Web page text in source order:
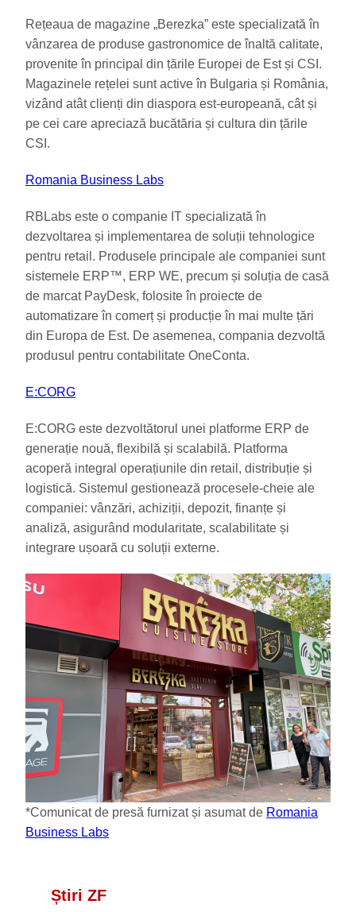
Rețeaua de magazine „Berezka” este specializată în
vânzarea de produse gastronomice de înaltă calitate,
provenite în principal din țările Europei de Est și CSI.
Magazinele rețelei sunt active în Bulgaria și România,
vizând atât clienți din diaspora est-europeană, cât și
pe cei care apreciază bucătăria și cultura din țările
CSI.
Romania Business Labs
RBLabs este o companie IT specializată în
dezvoltarea și implementarea de soluții tehnologice
pentru retail. Produsele principale ale companiei sunt
sistemele ERP™, ERP WE, precum și soluția de casă
de marcat PayDesk, folosite în proiecte de
automatizare în comerț și producție în mai multe țări
din Europa de Est. De asemenea, compania dezvoltă
produsul pentru contabilitate OneConta.
E:CORG
E:CORG este dezvoltătorul unei platforme ERP de
generație nouă, flexibilă și scalabilă. Platforma
acoperă integral operațiunile din retail, distribuție și
logistică. Sistemul gestionează procesele-cheie ale
companiei: vânzări, achiziții, depozit, finanțe și
analiză, asigurând modularitate, scalabilitate și
integrare ușoară cu soluții externe.
*Comunicat de presă furnizat și asumat de Romania
Business Labs
Știri ZF